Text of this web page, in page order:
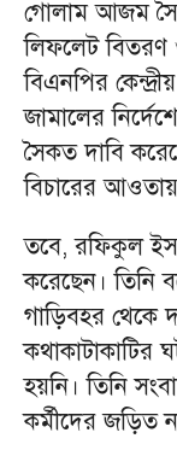
গোলাম আজম
লিফলেট বিতরণ
বিএনপির
জামালের
সৈকত দাবি
বিচারের
তবে, রফিকুল
করেছেন।
গাড়িবহর থেকে
কথাকাটাকাটির
হয়নি। তিনি
কর্মীদের জড়িত